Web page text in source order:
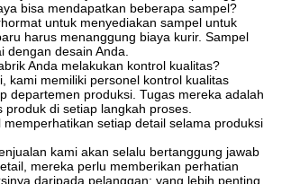
bisa mendapatkan beberapa sampel?
untuk menyediakan sampel untuk
harus menanggung biaya kurir. Sampel
dengan desain Anda.
Anda melakukan kontrol kualitas?
kami memiliki personel kontrol kualitas
departemen produksi. Tugas mereka adalah
produk di setiap langkah proses.
memperhatikan setiap detail selama produksi
kami akan selalu bertanggung jawab
mereka perlu memberikan perhatian
daripada pelanggan; yang lebih penting,